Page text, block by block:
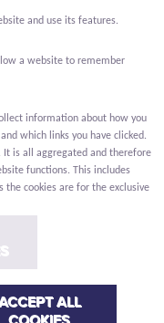
Mechelen
and use its features.
a website to remember
information about how you
which links you have clicked.
is all aggregated and therefore
functions. This includes
the cookies are for the exclusive
ALL